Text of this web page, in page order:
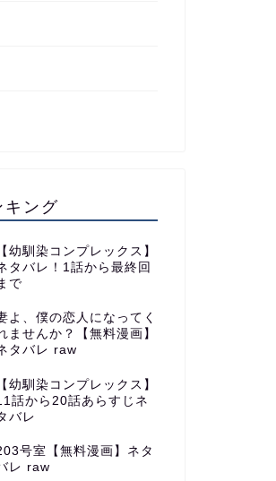
キング
【幼馴染コンプレックス】
タバレ！1話から最終回
で
よ、僕の恋人になってく
ませんか？【無料漫画】
タバレ raw
【幼馴染コンプレックス】
話から20話あらすじネ
バレ
号室【無料漫画】ネタ
レ raw